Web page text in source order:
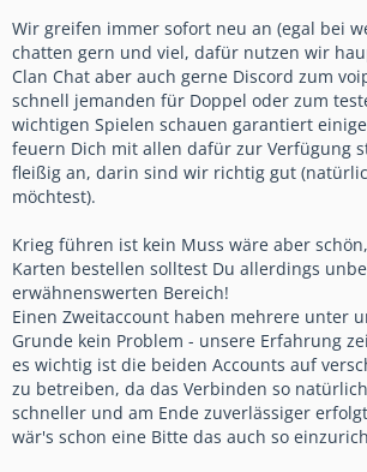
Wir greifen immer sofort neu an (egal bei
chatten gern und viel, dafür nutzen wir
Clan Chat aber auch gerne Discord zum
schnell jemanden für Doppel oder zum
wichtigen Spielen schauen garantiert
feuern Dich mit allen dafür zur Verfügung
fleißig an, darin sind wir richtig gut
möchtest).
Krieg führen ist kein Muss wäre aber
Karten bestellen solltest Du allerdings
erwähnenswerten Bereich!
Einen Zweitaccount haben mehrere unter
Grunde kein Problem - unsere Erfahrung
es wichtig ist die beiden Accounts auf
zu betreiben, da das Verbinden so
schneller und am Ende zuverlässiger
wär's schon eine Bitte das auch so